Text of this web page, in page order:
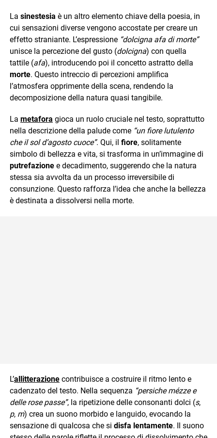
La sinestesia è un altro elemento chiave della poesia, in
cui sensazioni diverse vengono accostate per creare un
effetto straniante. L’espressione “dolcigna afa di morte”
unisce la percezione del gusto (dolcigna) con quella
tattile (afa), introducendo poi il concetto astratto della
morte. Questo intreccio di percezioni amplifica
l’atmosfera opprimente della scena, rendendo la
decomposizione della natura quasi tangibile.
La metafora gioca un ruolo cruciale nel testo, soprattutto
nella descrizione della palude come “un fiore lutulento
che il sol d’agosto cuoce”. Qui, il fiore, solitamente
simbolo di bellezza e vita, si trasforma in un’immagine di
putrefazione e decadimento, suggerendo che la natura
stessa sia avvolta da un processo irreversibile di
consunzione. Questo rafforza l’idea che anche la bellezza
è destinata a dissolversi nella morte.
L’allitterazione contribuisce a costruire il ritmo lento e
cadenzato del testo. Nella sequenza “persiche mézze e
delle rose passe”, la ripetizione delle consonanti dolci (s,
p, m) crea un suono morbido e languido, evocando la
sensazione di qualcosa che si disfa lentamente. Il suono